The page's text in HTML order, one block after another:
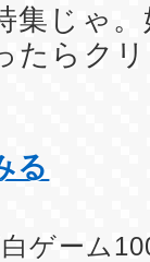
集じゃ
たらク
る
ゲーム